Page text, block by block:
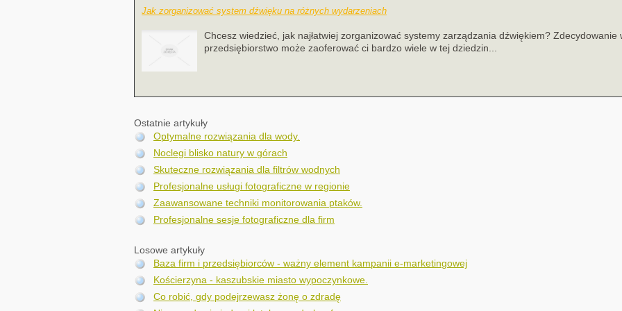
Jak zorganizować system dźwięku na różnych wydarzeniach
Chcesz wiedzieć, jak najłatwiej zorganizować systemy zarządzania dźwiękiem?
przedsiębiorstwo może zaoferować ci bardzo wiele w tej dziedzin...
Ostatnie artykuły
Optymalne rozwiązania dla wody.
Noclegi blisko natury w górach
Skuteczne rozwiązania dla filtrów wodnych
Profesjonalne usługi fotograficzne w regionie
Zaawansowane techniki monitorowania ptaków.
Profesjonalne sesje fotograficzne dla firm
Losowe artykuły
Baza firm i przedsiębiorców - ważny element kampanii e-marketingowej
Kościerzyna - kaszubskie miasto wypoczynkowe.
Co robić, gdy podejrzewasz żonę o zdradę